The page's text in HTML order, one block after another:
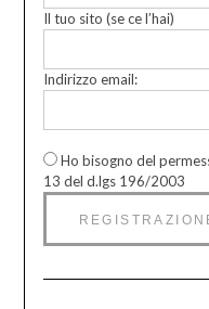
Il tuo sito (se ce l’hai)
Indirizzo email:
Ho bisogno del
13 del d.lgs 196/2003